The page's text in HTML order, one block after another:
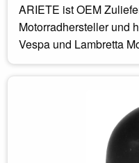
ARIETE ist OEM
Motorradhersteller und
Vespa und Lambretta